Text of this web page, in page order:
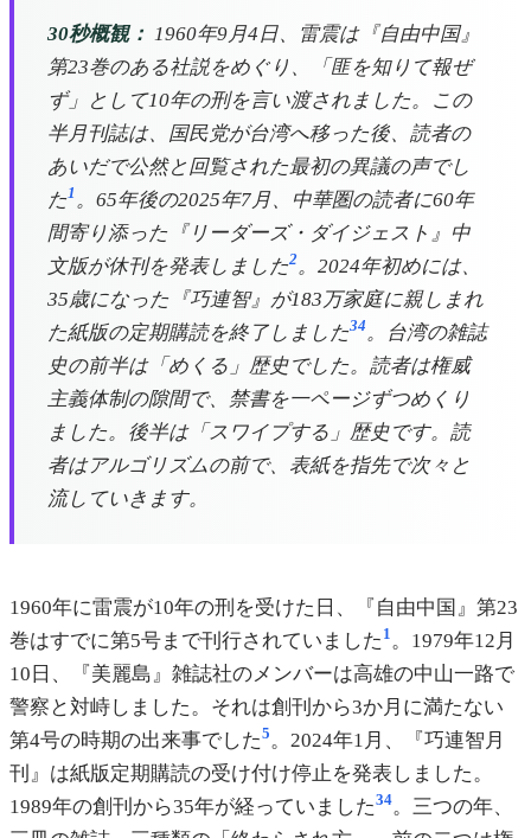
30秒概観： 1960年9月4日、雷震は『自由中国』
第23巻のある社説をめぐり、「匪を知りて報ぜ
ず」として10年の刑を言い渡されました。この
半月刊誌は、国民党が台湾へ移った後、読者の
あいだで公然と回覧された最初の異議の声でし
た1 。65年後の2025年7月、中華圏の読者に60年
間寄り添った『リーダーズ・ダイジェスト』中
文版が休刊を発表しました2。2024年初めには、
35歳になった『巧連智』が183万家庭に親しまれ
た紙版の定期購読を終了しました34。台湾の雑誌
史の前半は「めくる」歴史でした。読者は権威
主義体制の隙間で、禁書を一ページずつめくり
ました。後半は「スワイプする」歴史です。読
者はアルゴリズムの前で、表紙を指先で次々と
流していきます。
1960年に雷震が10年の刑を受けた日、『自由中国』第23
巻はすでに第5号まで刊行されていました 1。1979年12月
10日、『美麗島』雑誌社のメンバーは高雄の中山一路で
警察と対峙しました。それは創刊から3か月に満たない
第4号の時期の出来事でした5。2024年1月、『巧連智月
刊』は紙版定期購読の受け付け停止を発表しました。
1989年の創刊から35年が経っていました34。三つの年、